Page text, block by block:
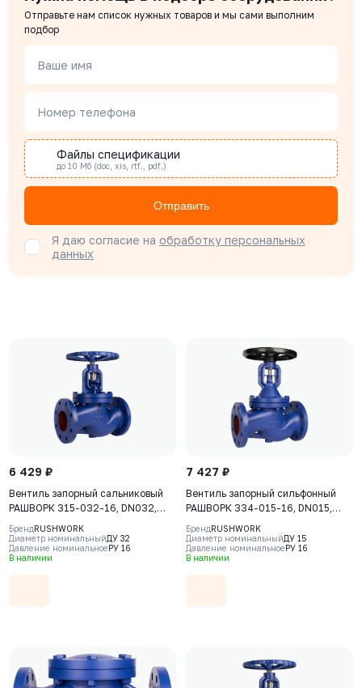
Отправьте нам список нужных товаров и мы сами выполним
подбор
Ваше имя
Номер телефона
Файлы спецификации
до 10 Мб (doc, xis, rtf., pdf.)
Отправить
Я даю согласие на обработку персональных
данных
6 429 ₽
Вентиль запорный сальниковый
РАШВОРК 315-032-16, DN032,
PN16, корпус - GJL-250 (GG25),
клапан - AISI420, уплотнение -
AISI420, Ф/Ф, штурвал
БрендRUSHWORK
Диаметр номинальныйДУ 32
Давление номинальноеРУ 16
В наличии
7 427 ₽
Вентиль запорный сильфонный
РАШВОРК 334-015-16, DN015,
PN16, корпус - GJL-250 (GG25),
клапан - AISI420, уплотнение -
AISI420, Ф/Ф, штурвал
БрендRUSHWORK
Диаметр номинальныйДУ 15
Давление номинальноеРУ 16
В наличии